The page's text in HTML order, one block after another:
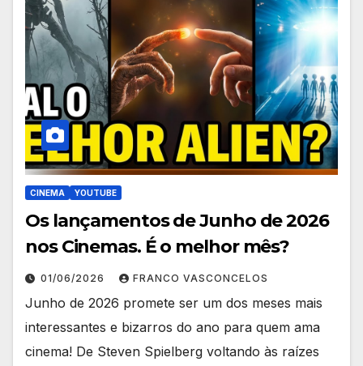
CINEMA YOUTUBE
Os lançamentos de Junho de 2026
nos Cinemas. É o melhor mês?
01/06/2026 FRANCO VASCONCELOS
Junho de 2026 promete ser um dos meses mais
interessantes e bizarros do ano para quem ama
cinema! De Steven Spielberg voltando às raízes